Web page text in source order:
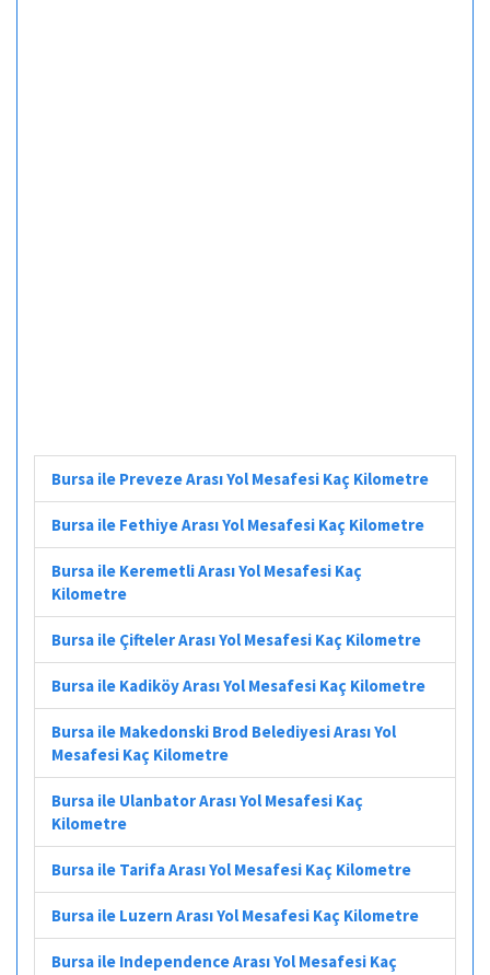
Bursa ile Preveze Arası Yol Mesafesi Kaç Kilometre
Bursa ile Fethiye Arası Yol Mesafesi Kaç Kilometre
Bursa ile Keremetli Arası Yol Mesafesi Kaç
Kilometre
Bursa ile Çifteler Arası Yol Mesafesi Kaç Kilometre
Bursa ile Kadiköy Arası Yol Mesafesi Kaç Kilometre
Bursa ile Makedonski Brod Belediyesi Arası Yol
Mesafesi Kaç Kilometre
Bursa ile Ulanbator Arası Yol Mesafesi Kaç
Kilometre
Bursa ile Tarifa Arası Yol Mesafesi Kaç Kilometre
Bursa ile Luzern Arası Yol Mesafesi Kaç Kilometre
Bursa ile Independence Arası Yol Mesafesi Kaç